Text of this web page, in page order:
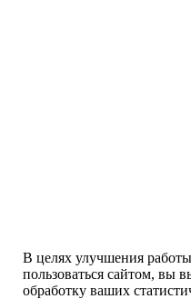
В целях улучшения
пользоваться сайтом, вы
обработку ваших